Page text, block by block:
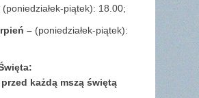
(poniedziałek-piątek): 18.00;
– (poniedziałek-piątek):
każdą mszą świętą